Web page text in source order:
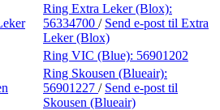
Ring Extra Leker (Blox):
56334700 / Send e-post til Extra
Leker (Blox)
Ring VIC (Blue): 56901202
Ring Skousen (Blueair):
56901227 / Send e-post til
Skousen (Blueair)